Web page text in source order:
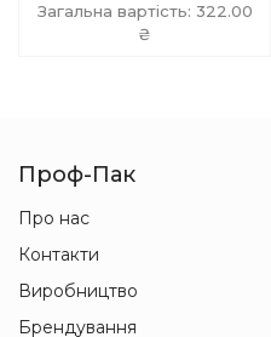
Загальна вартість: 322.00
₴
Проф-Пак
Про нас
Контакти
Виробництво
Брендування